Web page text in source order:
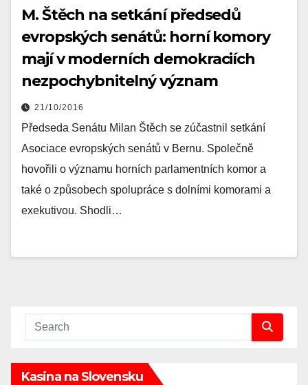
M. Štěch na setkání předsedů
evropských senátů: horní komory
mají v moderních demokraciích
nezpochybnitelný význam
21/10/2016
Předseda Senátu Milan Štěch se zúčastnil setkání
Asociace evropských senátů v Bernu. Společně
hovořili o významu horních parlamentních komor a
také o způsobech spolupráce s dolními komorami a
exekutivou. Shodli…
Kasina na Slovensku